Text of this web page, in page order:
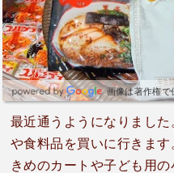
画像は著作権で
最近通うようになりまし
や食料品を買いに行きま
きめのカートや子ども用